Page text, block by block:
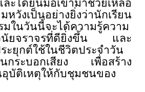
ได้ยื่นมือเข้ามาช่วยเหลือ
วังเป็นอย่างยิ่งว่านักเรียน
มในวันนี้จะได้ความรู้ความ
นัยจราจรที่ดียิ่งขึ้น และ
ะยุกต์ใช้ในชีวิตประจำวัน
นกระบอกเสียง เพื่อสร้าง
อุบัติเหตุให้กับชุมชนของ